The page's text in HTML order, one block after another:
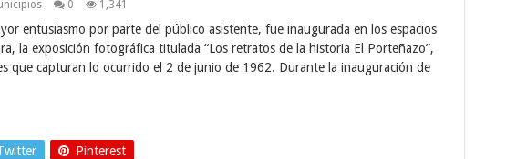
0 1,341
entusiasmo por parte del público asistente, fue inaugurada en los espacios
la exposición fotográfica titulada “Los retratos de la historia El Porteñazo”,
que capturan lo ocurrido el 2 de junio de 1962. Durante la inauguración de
Pinterest